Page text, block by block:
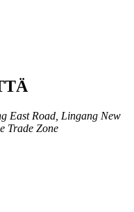
East Road, Lingang New
Trade Zone